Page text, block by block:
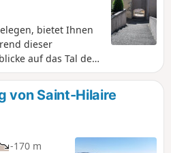
bietet Ihnen
dieser
auf das Tal der
von Saint-Hilaire
-170 m